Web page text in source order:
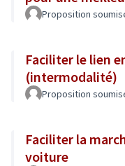
Proposition
Faciliter le lien
(intermodalité)
Proposition
Faciliter la
voiture